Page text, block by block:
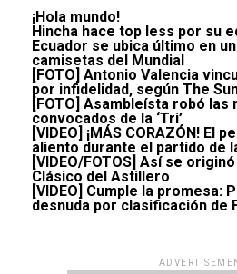
¡Hola mundo!
Hincha hace top less por su
Ecuador se ubica último en
camisetas del Mundial
[FOTO] Antonio Valencia
por infidelidad, según The
[FOTO] Asambleísta robó las
convocados de la ‘Tri’
[VIDEO] ¡MÁS CORAZÓN! El
aliento durante el partido de la
[VIDEO/FOTOS] Así se
Clásico del Astillero
[VIDEO] Cumple la promesa:
desnuda por clasificación de